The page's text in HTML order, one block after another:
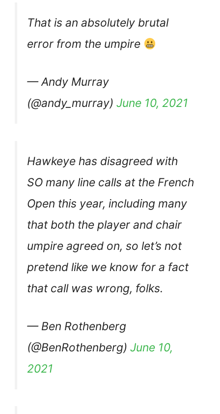
That is an absolutely brutal
error from the umpire
— Andy Murray
(@andy_murray) June 10, 2021
Hawkeye has disagreed with
SO many line calls at the French
Open this year, including many
that both the player and chair
umpire agreed on, so let’s not
pretend like we know for a fact
that call was wrong, folks.
— Ben Rothenberg
(@BenRothenberg) June 10,
2021